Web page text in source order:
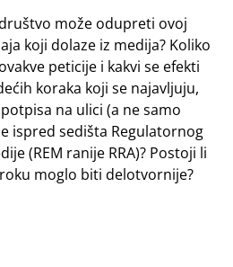
može odupreti ovoj
koji dolaze iz medija? Koliko
peticije i kakvi se efekti
koraka koji se najavljuju,
na ulici (a ne samo
ispred sedišta Regulatornog
(REM ranije RRA)? Postoji li
moglo biti delotvornije?